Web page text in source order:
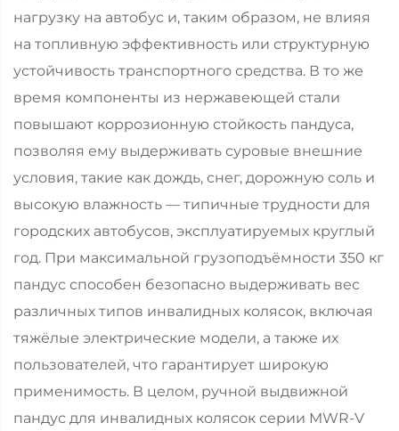
нагрузку на автобус и, таким образом, не влияя
на топливную эффективность или структурную
устойчивость транспортного средства. В то же
время компоненты из нержавеющей стали
повышают коррозионную стойкость пандуса,
позволяя ему выдерживать суровые внешние
условия, такие как дождь, снег, дорожную соль и
высокую влажность — типичные трудности для
городских автобусов, эксплуатируемых круглый
год. При максимальной грузоподъёмности 350 кг
пандус способен безопасно выдерживать вес
различных типов инвалидных колясок, включая
тяжёлые электрические модели, а также их
пользователей, что гарантирует широкую
применимость. В целом, ручной выдвижной
пандус для инвалидных колясок серии MWR-V